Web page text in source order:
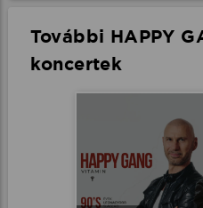
További HAPPY
koncertek